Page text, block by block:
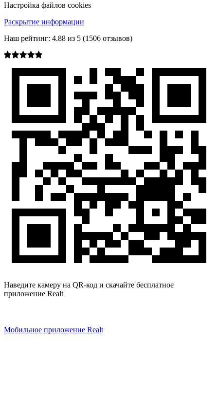
Настройка файлов cookies
Раскрытие информации
Наш рейтинг: 4.88 из 5 (1506 отзывов)
Наведите камеру на QR-код и скачайте бесплатное
приложение Realt
Мобильное приложение Realt